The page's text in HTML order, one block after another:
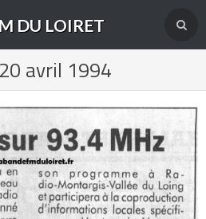
DU LOIRET
avril 1994